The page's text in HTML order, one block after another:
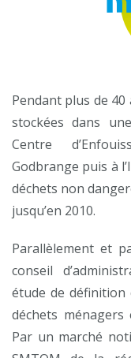
Pendant plus de
stockées dans
Centre
Godbrange puis à
déchets non
jusqu’en 2010.
Parallèlement et
conseil
étude de définition
déchets ménagers
Par un marché